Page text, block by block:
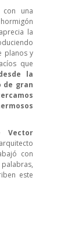
con una
la
planos y
que
la
de gran
Vector
con
este